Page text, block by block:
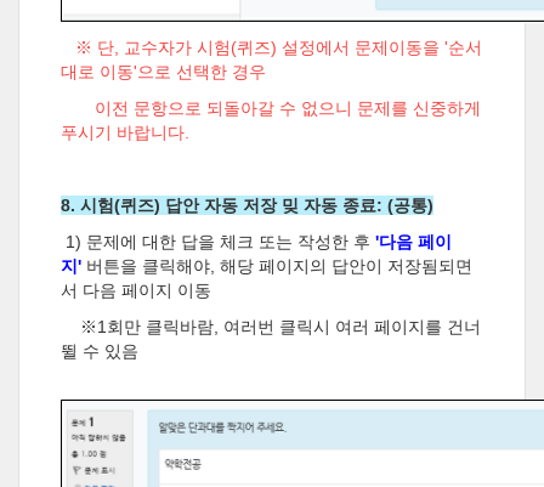
※ 단, 교수자가 시험(퀴즈) 설정에서 문제이동을 '순서
대로 이동'으로 선택한 경우
이전 문항으로 되돌아갈 수 없으니 문제를 신중하게
푸시기 바랍니다.
8. 시험(퀴즈) 답안 자동 저장 밎 자동 종료: (공통)
1) 문제에 대한 답을 체크 또는 작성한 후 '다음 페이
지' 버튼을 클릭해야, 해당 페이지의 답안이 저장됨되면
서 다음 페이지 이동
※1회만 클릭바람, 여러번 클릭시 여러 페이지를 건너
뛸 수 있음